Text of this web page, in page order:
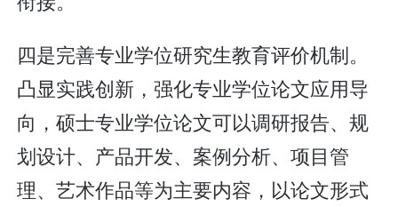
四是完善专业学位研究生教育评价机制。
凸显实践创新，强化专业学位论文应用导
向，硕士专业学位论文可以调研报告、规
划设计、产品开发、案例分析、项目管
理、艺术作品等为主要内容，以论文形式